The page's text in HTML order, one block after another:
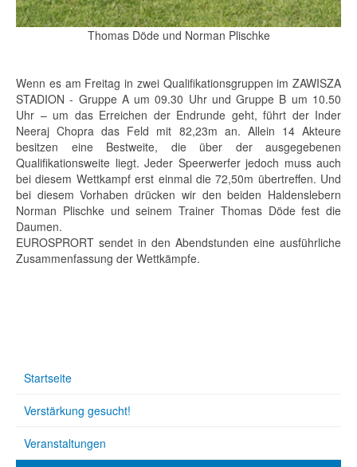
Thomas Döde und Norman Plischke
Wenn es am Freitag in zwei Qualifikationsgruppen im ZAWISZA
STADION - Gruppe A um 09.30 Uhr und Gruppe B um 10.50
Uhr – um das Erreichen der Endrunde geht, führt der Inder
Neeraj Chopra das Feld mit 82,23m an. Allein 14 Akteure
besitzen eine Bestweite, die über der ausgegebenen
Qualifikationsweite liegt. Jeder Speerwerfer jedoch muss auch
bei diesem Wettkampf erst einmal die 72,50m übertreffen. Und
bei diesem Vorhaben drücken wir den beiden Haldenslebern
Norman Plischke und seinem Trainer Thomas Döde fest die
Daumen.
EUROSPRORT sendet in den Abendstunden eine ausführliche
Zusammenfassung der Wettkämpfe.
Startseite
Verstärkung gesucht!
Veranstaltungen